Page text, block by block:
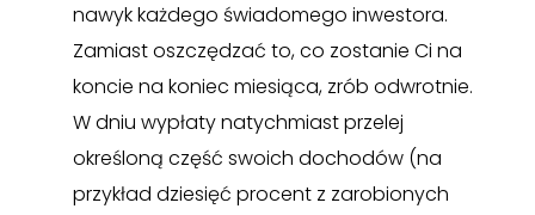
nawyk każdego świadomego inwestora.
Zamiast oszczędzać to, co zostanie Ci na
koncie na koniec miesiąca, zrób odwrotnie.
W dniu wypłaty natychmiast przelej
określoną część swoich dochodów (na
przykład dziesięć procent z zarobionych